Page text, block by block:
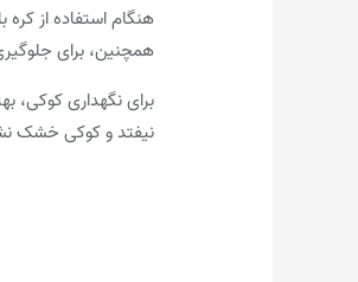
هنگام استفاده از
همچنین، برای
برای نگهداری کوکی،
نیفتد و کوکی خشک